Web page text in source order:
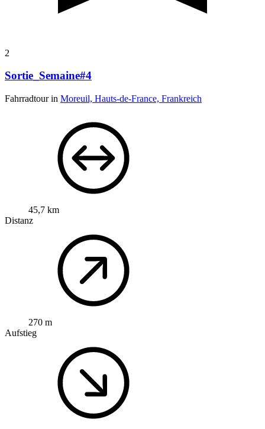
2
Sortie_Semaine#4
Fahrradtour in Moreuil, Hauts-de-France, Frankreich
45,7 km
Distanz
270 m
Aufstieg